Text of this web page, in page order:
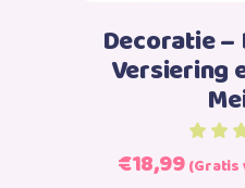
Decoratie
Versiering
€18,99 (Gratis